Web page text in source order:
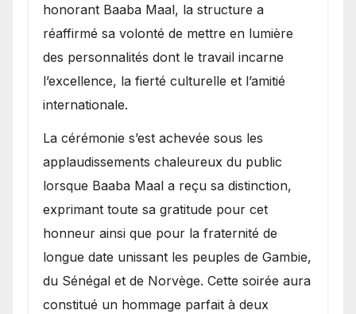
honorant Baaba Maal, la structure a
réaffirmé sa volonté de mettre en lumière
des personnalités dont le travail incarne
l’excellence, la fierté culturelle et l’amitié
internationale.
​La cérémonie s’est achevée sous les
applaudissements chaleureux du public
lorsque Baaba Maal a reçu sa distinction,
exprimant toute sa gratitude pour cet
honneur ainsi que pour la fraternité de
longue date unissant les peuples de Gambie,
du Sénégal et de Norvège. Cette soirée aura
constitué un hommage parfait à deux